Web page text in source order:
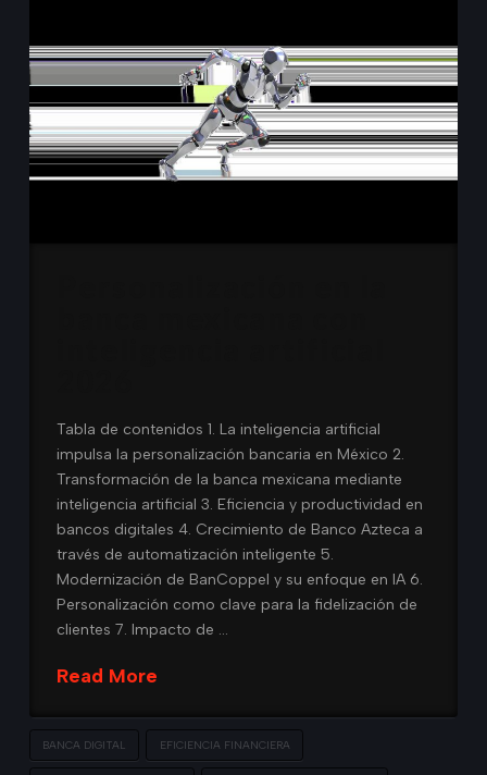
Tabla de contenidos 1. La inteligencia artificial
impulsa la personalización bancaria en México 2.
Transformación de la banca mexicana mediante
inteligencia artificial 3. Eficiencia y productividad en
bancos digitales 4. Crecimiento de Banco Azteca a
través de automatización inteligente 5.
Modernización de BanCoppel y su enfoque en IA 6.
Personalización como clave para la fidelización de
clientes 7. Impacto de …
Read More
BANCA DIGITAL EFICIENCIA FINANCIERA